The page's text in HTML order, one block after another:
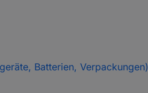
Batterien, Verpackungen)